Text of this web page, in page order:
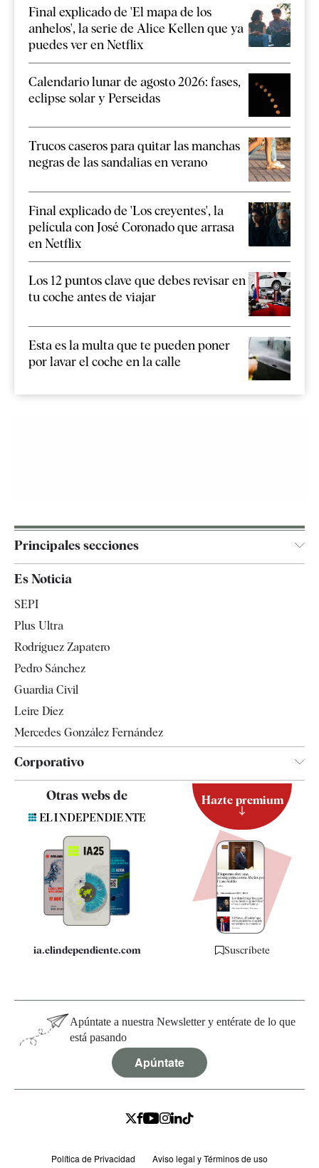
Final explicado de 'El mapa de los
anhelos', la serie de Alice Kellen que ya
puedes ver en Netflix
Calendario lunar de agosto 2026: fases,
eclipse solar y Perseidas
Trucos caseros para quitar las manchas
negras de las sandalias en verano
Final explicado de 'Los creyentes', la
película con José Coronado que arrasa
en Netflix
Los 12 puntos clave que debes revisar en
tu coche antes de viajar
Esta es la multa que te pueden poner
por lavar el coche en la calle
Principales secciones
España
Televisión
Es Noticia
SEPI
Plus Ultra
Rodríguez Zapatero
Pedro Sánchez
Guardia Civil
Leire Díez
Mercedes González Fernández
Corporativo
Contacto
Quiénes somos
Especificaciones
Otras webs de
ia.elindependiente.com
Hazte premium
Suscríbete
Apúntate a nuestra Newsletter y entérate de lo que
está pasando
Apúntate
Política de Privacidad Aviso legal y Términos de uso